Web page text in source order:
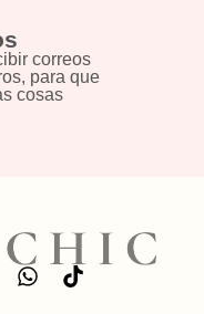
correos
para que
cosas